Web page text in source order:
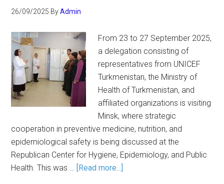
26/09/2025 ByAdmin
From 23 to 27 September 2025,
a delegation consisting of
representatives from UNICEF
Turkmenistan, the Ministry of
Health of Turkmenistan, and
affiliated organizations is visiting
Minsk, where strategic
cooperation in preventive medicine, nutrition, and
epidemiological safety is being discussed at the
Republican Center for Hygiene, Epidemiology, and Public
Health. This was … [Read more...]